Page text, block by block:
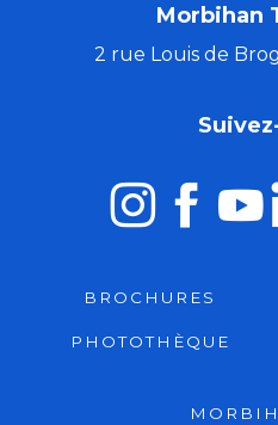
Morbihan
2 rue Louis de
BROCHURES
PHOTOTHÈQUE